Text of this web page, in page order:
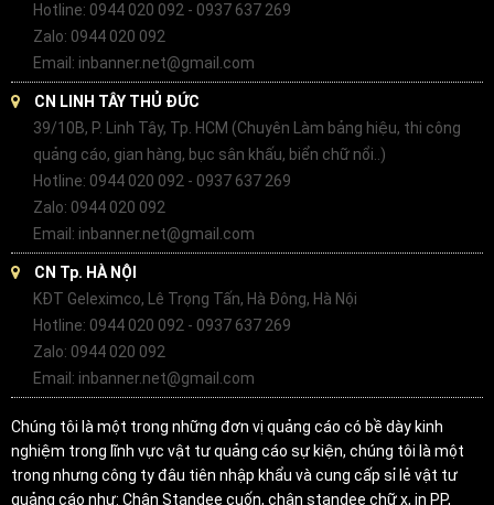
Hotline: 0944 020 092 - 0937 637 269
Zalo: 0944 020 092
Email: inbanner.net@gmail.com
CN LINH TÂY THỦ ĐỨC
39/10B, P. Linh Tây, Tp. HCM (Chuyên Làm bảng hiệu, thi công
quảng cáo, gian hàng, bục sân khấu, biển chữ nổi..)
Hotline: 0944 020 092 - 0937 637 269
Zalo: 0944 020 092
Email: inbanner.net@gmail.com
CN Tp. HÀ NỘI
KĐT Geleximco, Lê Trọng Tấn, Hà Đông, Hà Nội
Hotline: 0944 020 092 - 0937 637 269
Zalo: 0944 020 092
Email: inbanner.net@gmail.com
Chúng tôi là một trong những đơn vị quảng cáo có bề dày kinh
nghiệm trong lĩnh vực vật tư quảng cáo sự kiện, chúng tôi là một
trong nhưng công ty đâu tiên nhập khẩu và cung cấp sỉ lẻ vật tư
quảng cáo như: Chân Standee cuốn, chân standee chữ x, in PP,